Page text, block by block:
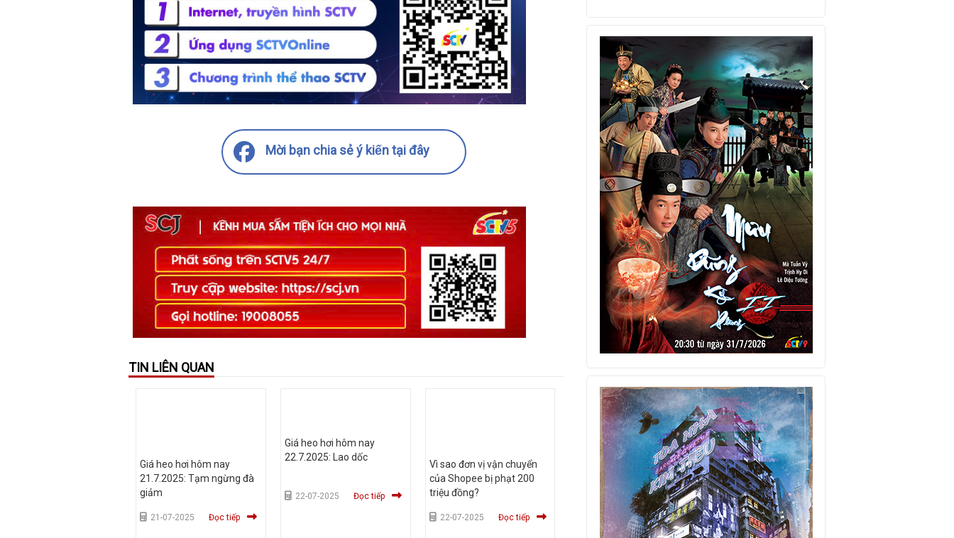
Mời bạn chia sẻ ý kiến tại đây
TIN LIÊN QUAN
Giá heo hơi hôm nay
21.7.2025: Tạm ngừng đà
giảm
21-07-2025 Đọc tiếp
Giá heo hơi hôm nay
22.7.2025: Lao dốc
22-07-2025 Đọc tiếp
Vì sao đơn vị vận chuyển
của Shopee bị phạt 200
triệu đồng?
22-07-2025 Đọc tiếp